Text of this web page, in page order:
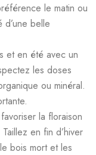
le matin ou
belle
et en été avec un
les doses
ou minéral.
la floraison
en fin d’hiver
bois mort et les